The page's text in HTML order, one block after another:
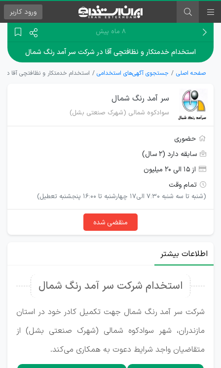
ورود کاربر
۸ ماه پیش
استخدام خدمتکار و نظافتچی آقا در شرکت سر آمد رنگ شمال
صفحه اصلی جستجوی آگهی‌های استخدامی استخدام خدمتکار و نظافتچی آقا
سر آمد رنگ شمال
سوادکوه شمالی (شهرک صنعتی بشل)
حضوری
سابقه دارد (۲ سال)
از ۱۵ الی ۲۰ میلیون
تمام وقت
(شنبه تا سه شنبه 7:30 الی17 چهارشنبه تا 16:00 پنجشنبه تعطیل)
منقضی شده
اطلاعات بیشتر
استخدام شرکت سر آمد رنگ شمال
شرکت سر آمد رنگ شمال جهت تکمیل کادر خود در استان
مازندران، شهر سوادکوه شمالی (شهرک صنعتی بشل) از
متقاضیان واجد شرایط دعوت به همکاری می‌کند.